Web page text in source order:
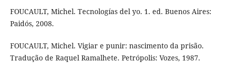
FOUCAULT, Michel. Tecnologías del yo. 1. ed. Buenos Aires:
Paidós, 2008.
FOUCAULT, Michel. Vigiar e punir: nascimento da prisão.
Tradução de Raquel Ramalhete. Petrópolis: Vozes, 1987.